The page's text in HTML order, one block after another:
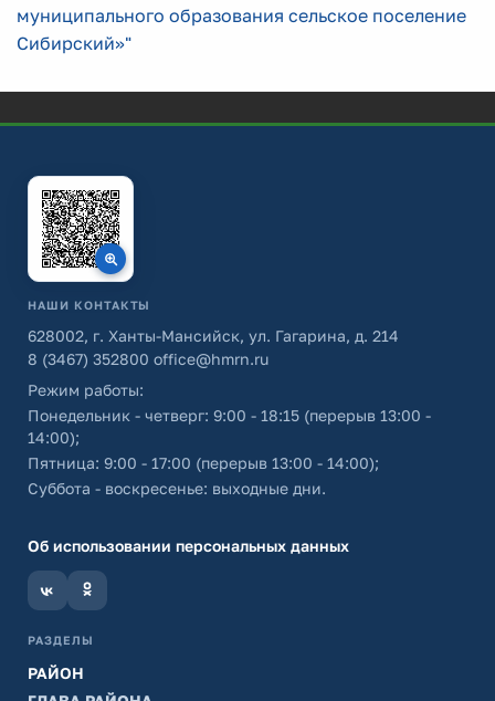
муниципального образования сельское поселение
Сибирский»"
НАШИ КОНТАКТЫ
628002, г. Ханты-Мансийск, ул. Гагарина, д. 214
8 (3467) 352800 office@hmrn.ru
Режим работы:
Понедельник - четверг: 9:00 - 18:15 (перерыв 13:00 -
14:00);
Пятница: 9:00 - 17:00 (перерыв 13:00 - 14:00);
Суббота - воскресенье: выходные дни.
Об использовании персональных данных
РАЗДЕЛЫ
РАЙОН